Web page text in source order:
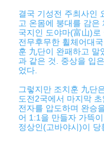
결국 기성전 주최사인
고 온몸에 붕대를 감은
국지인 도야마(富山)
전무후무한 휠체어대
훈 九단이 완패하고 말
과 같은 것. 중상을 입
었다.
그렇지만 조치훈 九단
도전2국에서 마지막
전자를 압도하며 완승
어 1:1을 만들자 가뜩
정상인(고바야시)이 당